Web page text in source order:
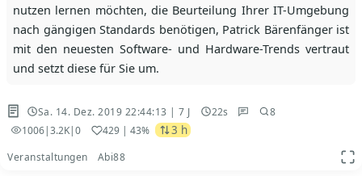
nutzen lernen möchten, die Beurteilung Ihrer IT-Umgebung
nach gängigen Standards benötigen, Patrick Bärenfänger ist
mit den neuesten Software- und Hardware-Trends vertraut
und setzt diese für Sie um.
Sa. 14. Dez. 2019 22:44:13 | 7 J 22s
8
1006|3.2K|0 429| 43% 3 h
Veranstaltungen Abi88